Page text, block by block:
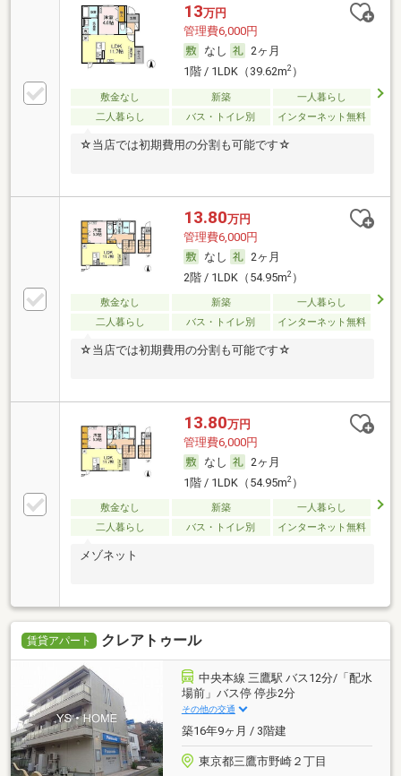
13万円
管理費6,000円
なし
2ヶ月
1階 / 1LDK（39.62m2）
敷金なし 新築
一人暮らし
二人暮らし
バス・トイレ別 インターネット無料
☆当店では初期費用の分割も可能です☆
13.80万円
管理費6,000円
なし
2ヶ月
2階 / 1LDK（54.95m2）
敷金なし 新築
一人暮らし
二人暮らし
バス・トイレ別 インターネット無料
☆当店では初期費用の分割も可能です☆
13.80万円
管理費6,000円
なし
2ヶ月
1階 / 1LDK（54.95m2）
敷金なし 新築
一人暮らし
二人暮らし
バス・トイレ別 インターネット無料
メゾネット
賃貸アパート クレアトゥール
中央本線 三鷹駅 バス12分/「配水
場前」バス停 停歩2分
その他の交通
築16年9ヶ月 / 3階建
東京都三鷹市野崎２丁目